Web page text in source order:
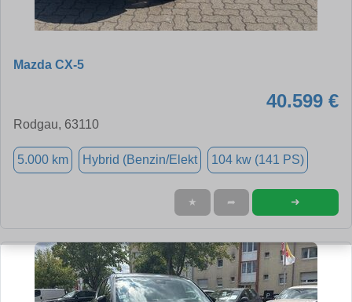
Mazda CX-5
40.599 €
Rodgau, 63110
5.000 km Hybrid (Benzin/Elekt 104 kw (141 PS)
★ ➦ ➜